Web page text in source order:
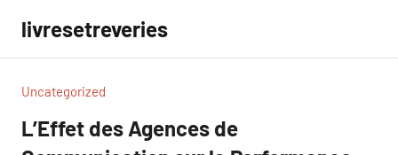
contenu
livresetreveries
Uncategorized
L’Effet des Agences de